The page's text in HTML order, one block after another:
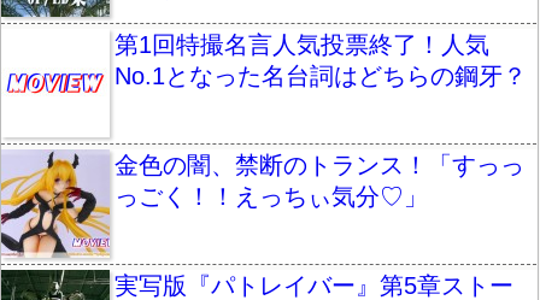
第1回特撮名言人気投票終了！人気
No.1となった名台詞はどちらの鋼牙？
金色の闇、禁断のトランス！「すっっ
っごく！！えっちぃ気分♡」
実写版『パトレイバー』第5章ストー